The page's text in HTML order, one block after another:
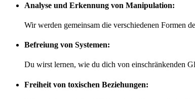
Analyse und Erkennung von Manipulation:
Wir werden gemeinsam die verschiedenen Formen
Befreiung von Systemen:
Du wirst lernen, wie du dich von einschränkenden
Freiheit von toxischen Beziehungen: